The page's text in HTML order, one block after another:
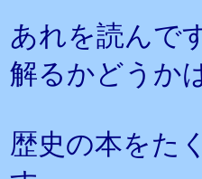
あれを読んで
解るかどうか
歴史の本をた